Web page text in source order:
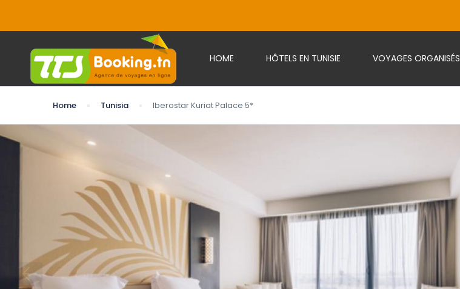
HOME HÔTELS EN TUNISIE VOYAGES ORGANISÉS
Home Tunisia Iberostar Kuriat Palace 5*